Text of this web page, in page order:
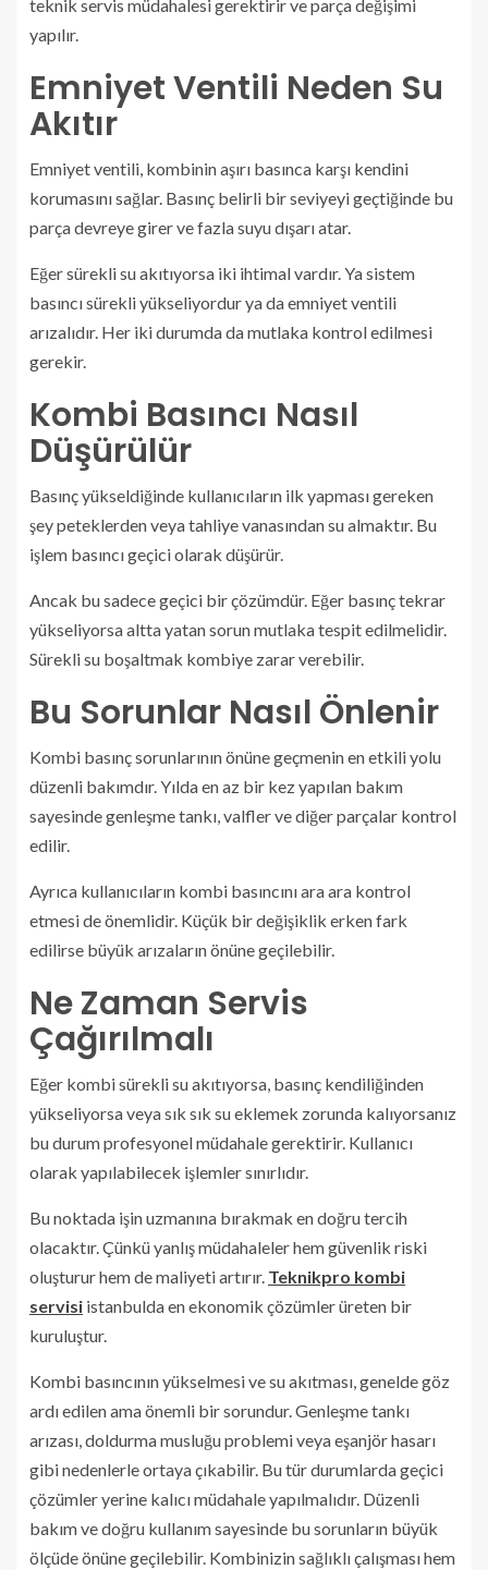
teknik servis müdahalesi gerektirir ve parça değişimi
yapılır.
Emniyet Ventili Neden Su
Akıtır
Emniyet ventili, kombinin aşırı basınca karşı kendini
korumasını sağlar. Basınç belirli bir seviyeyi geçtiğinde bu
parça devreye girer ve fazla suyu dışarı atar.
Eğer sürekli su akıtıyorsa iki ihtimal vardır. Ya sistem
basıncı sürekli yükseliyordur ya da emniyet ventili
arızalıdır. Her iki durumda da mutlaka kontrol edilmesi
gerekir.
Kombi Basıncı Nasıl
Düşürülür
Basınç yükseldiğinde kullanıcıların ilk yapması gereken
şey peteklerden veya tahliye vanasından su almaktır. Bu
işlem basıncı geçici olarak düşürür.
Ancak bu sadece geçici bir çözümdür. Eğer basınç tekrar
yükseliyorsa altta yatan sorun mutlaka tespit edilmelidir.
Sürekli su boşaltmak kombiye zarar verebilir.
Bu Sorunlar Nasıl Önlenir
Kombi basınç sorunlarının önüne geçmenin en etkili yolu
düzenli bakımdır. Yılda en az bir kez yapılan bakım
sayesinde genleşme tankı, valfler ve diğer parçalar kontrol
edilir.
Ayrıca kullanıcıların kombi basıncını ara ara kontrol
etmesi de önemlidir. Küçük bir değişiklik erken fark
edilirse büyük arızaların önüne geçilebilir.
Ne Zaman Servis
Çağırılmalı
Eğer kombi sürekli su akıtıyorsa, basınç kendiliğinden
yükseliyorsa veya sık sık su eklemek zorunda kalıyorsanız
bu durum profesyonel müdahale gerektirir. Kullanıcı
olarak yapılabilecek işlemler sınırlıdır.
Bu noktada işin uzmanına bırakmak en doğru tercih
olacaktır. Çünkü yanlış müdahaleler hem güvenlik riski
oluşturur hem de maliyeti artırır. Teknikpro kombi
servisi istanbulda en ekonomik çözümler üreten bir
kuruluştur.
Kombi basıncının yükselmesi ve su akıtması, genelde göz
ardı edilen ama önemli bir sorundur. Genleşme tankı
arızası, doldurma musluğu problemi veya eşanjör hasarı
gibi nedenlerle ortaya çıkabilir. Bu tür durumlarda geçici
çözümler yerine kalıcı müdahale yapılmalıdır. Düzenli
bakım ve doğru kullanım sayesinde bu sorunların büyük
ölçüde önüne geçilebilir. Kombinizin sağlıklı çalışması hem